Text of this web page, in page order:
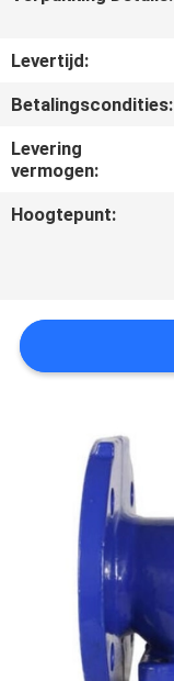
VERZOEK
OM
EEN
CITAAT
PRIVACY
POLICY
Levertijd:
Betalingscondities:
Levering
vermogen:
Hoogtepunt: